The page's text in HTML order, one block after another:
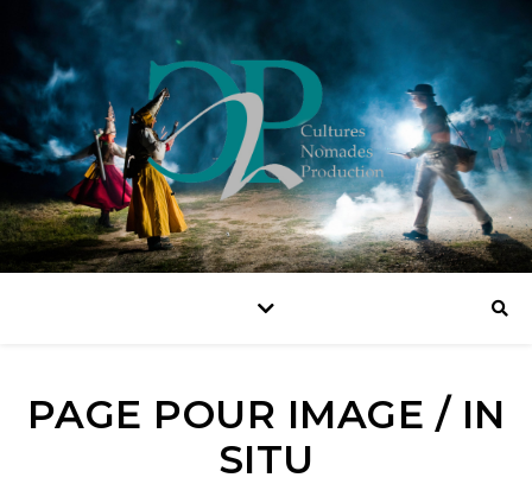
PAGE POUR IMAGE / IN
SITU